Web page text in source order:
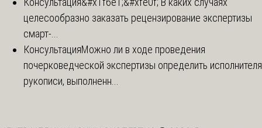
целесообразно заказать рецензирование экспертизы
смарт-...
КонсультацияМожно ли в ходе проведения
почерковедческой экспертизы определить исполнителя
рукописи, выполненн...